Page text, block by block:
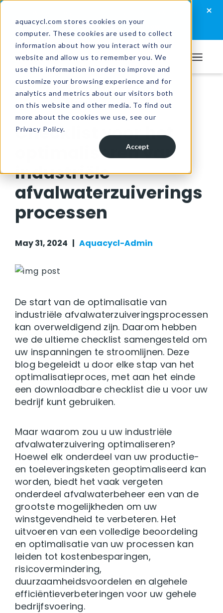
aquacycl.com stores cookies on your
computer. These cookies are used to collect
information about how you interact with our
website and allow us to remember you. We
use this information in order to improve and
customize your browsing experience and for
analytics and metrics about our visitors both
on this website and other media. To find out
more about the cookies we use, see our
Privacy Policy.
Accept
Skip
primary
navigation
Skip
main
content
Skip
footer
×
Take the assessment now
Aquacycl
Resources/Blog
Checklist voor het
optimaliseren van
industriële
afvalwaterzuiverings
processen
May 31, 2024 | Aquacycl-Admin
De start van de optimalisatie van
industriële afvalwaterzuiveringsprocessen
kan overweldigend zijn. Daarom hebben
we de ultieme checklist samengesteld om
uw inspanningen te stroomlijnen. Deze
blog begeleidt u door elke stap van het
optimalisatieproces, met aan het einde
een downloadbare checklist die u voor uw
bedrijf kunt gebruiken.
Maar waarom zou u uw industriële
afvalwaterzuivering optimaliseren?
Hoewel elk onderdeel van uw productie-
en toeleveringsketen geoptimaliseerd kan
worden, biedt het vaak vergeten
onderdeel afvalwaterbeheer een van de
grootste mogelijkheden om uw
winstgevendheid te verbeteren. Het
uitvoeren van een volledige beoordeling
en optimalisatie van uw processen kan
leiden tot kostenbesparingen,
risicovermindering,
duurzaamheidsvoordelen en algehele
efficiëntieverbeteringen voor uw gehele
bedrijfsvoering.